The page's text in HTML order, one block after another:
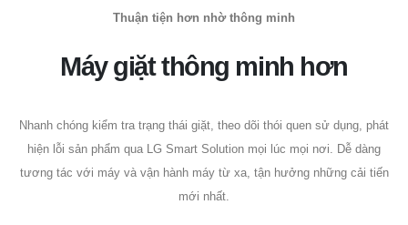
Thuận tiện hơn nhờ thông minh
Máy giặt thông minh hơn
Nhanh chóng kiểm tra trạng thái giặt, theo dõi thói quen sử dụng, phát
hiện lỗi sản phẩm qua LG Smart Solution mọi lúc mọi nơi. Dễ dàng
tương tác với máy và vận hành máy từ xa, tận hưởng những cải tiến
mới nhất.